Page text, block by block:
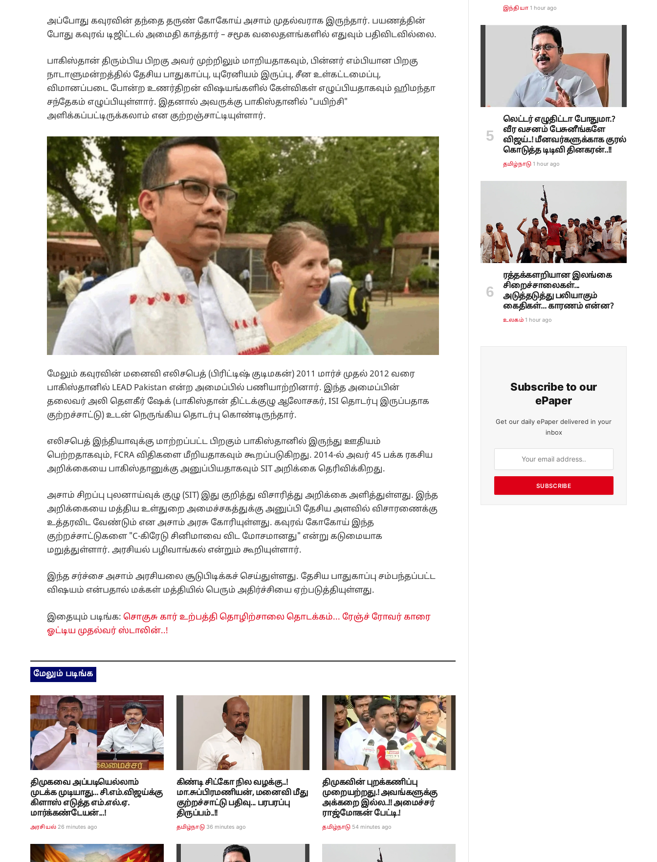
அப்போது கவுரவின் தந்தை தருண் கோகோய் அசாம் முதல்வராக இருந்தார். பயணத்தின்
போது கவுரவ் டிஜிட்டல் அமைதி காத்தார் – சமூக வலைதளங்களில் எதுவும் பதிவிடவில்லை.
பாகிஸ்தான் திரும்பிய பிறகு அவர் முற்றிலும் மாறியதாகவும், பின்னர் எம்பியான பிறகு
நாடாளுமன்றத்தில் தேசிய பாதுகாப்பு, யுரேனியம் இருப்பு, சீன உள்கட்டமைப்பு,
விமானப்படை போன்ற உணர்திறன் விஷயங்களில் கேள்விகள் எழுப்பியதாகவும் ஹிமந்தா
சந்தேகம் எழுப்பியுள்ளார். இதனால் அவருக்கு பாகிஸ்தானில் "பயிற்சி"
அளிக்கப்பட்டிருக்கலாம் என குற்றஞ்சாட்டியுள்ளார்.
மேலும் கவுரவின் மனைவி எலிசபெத் (பிரிட்டிஷ் குடிமகன்) 2011 மார்ச் முதல் 2012 வரை
பாகிஸ்தானில் LEAD Pakistan என்ற அமைப்பில் பணியாற்றினார். இந்த அமைப்பின்
தலைவர் அலி தௌகீர் ஷேக் (பாகிஸ்தான் திட்டக்குழு ஆலோசகர், ISI தொடர்பு இருப்பதாக
குற்றச்சாட்டு) உடன் நெருங்கிய தொடர்பு கொண்டிருந்தார்.
எலிசபெத் இந்தியாவுக்கு மாற்றப்பட்ட பிறகும் பாகிஸ்தானில் இருந்து ஊதியம்
பெற்றதாகவும், FCRA விதிகளை மீறியதாகவும் கூறப்படுகிறது. 2014-ல் அவர் 45 பக்க ரகசிய
அறிக்கையை பாகிஸ்தானுக்கு அனுப்பியதாகவும் SIT அறிக்கை தெரிவிக்கிறது.
அசாம் சிறப்பு புலனாய்வுக் குழு (SIT) இது குறித்து விசாரித்து அறிக்கை அளித்துள்ளது. இந்த
அறிக்கையை மத்திய உள்துறை அமைச்சகத்துக்கு அனுப்பி தேசிய அளவில் விசாரணைக்கு
உத்தரவிட வேண்டும் என அசாம் அரசு கோரியுள்ளது. கவுரவ் கோகோய் இந்த
குற்றச்சாட்டுகளை "C-கிரேடு சினிமாவை விட மோசமானது" என்று கடுமையாக
மறுத்துள்ளார். அரசியல் பழிவாங்கல் என்றும் கூறியுள்ளார்.
இந்த சர்ச்சை அசாம் அரசியலை சூடுபிடிக்கச் செய்துள்ளது. தேசிய பாதுகாப்பு சம்பந்தப்பட்ட
விஷயம் என்பதால் மக்கள் மத்தியில் பெரும் அதிர்ச்சியை ஏற்படுத்தியுள்ளது.
இதையும் படிங்க: சொகுசு கார் உற்பத்தி தொழிற்சாலை தொடக்கம்... ரேஞ்ச் ரோவர் காரை
ஓட்டிய முதல்வர் ஸ்டாலின்..!
மேலும் படிங்க
திமுகவை அப்படியெல்லாம்
முடக்க முடியாது... சி.எம்.விஜய்க்கு
கிளாஸ் எடுத்த எம்.எல்.ஏ.
மார்க்கண்டேயன்...!
அரசியல் 26 minutes ago
கிண்டி சிட்கோ நில வழக்கு..!
மா.சுப்பிரமணியன், மனைவி மீது
குற்றச்சாட்டு பதிவு... பரபரப்பு
திருப்பம்..!!
தமிழ்நாடு 36 minutes ago
திமுகவின் புறக்கணிப்பு
முறையற்றது.! அவங்களுக்கு
அக்கறை இல்ல..!! அமைச்சர்
ராஜ்மோகன் பேட்டி.!
தமிழ்நாடு 54 minutes ago
இந்தியா 1 hour ago
லெட்டர் எழுதிட்டா போதுமா.?
வீர வசனம் பேசுனீங்களே
விஜய்..! மீனவர்களுக்காக குரல்
கொடுத்த டிடிவி தினகரன்..!!
தமிழ்நாடு 1 hour ago
ரத்தக்களறியான இலங்கை
சிறைச்சாலைகள்...
அடுத்தடுத்து பலியாகும்
கைதிகள்... காரணம் என்ன?
உலகம் 1 hour ago
Subscribe to our
ePaper
Get our daily ePaper delivered in your
inbox
SUBSCRIBE